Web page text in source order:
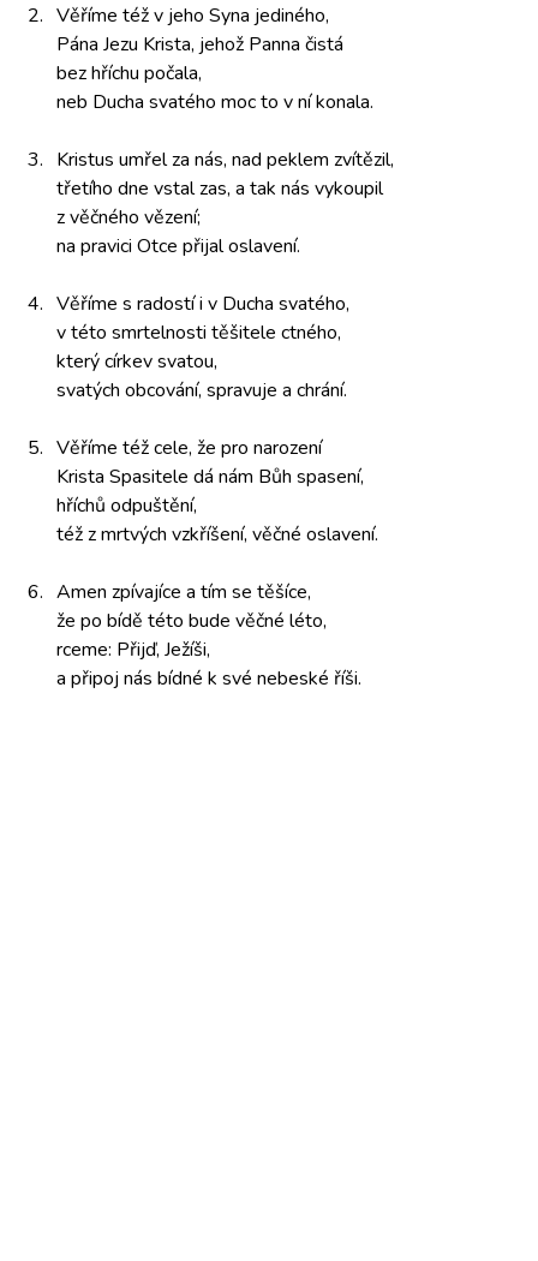
2. Věříme téžv jeho Syna jediného,
Pána Jezu Krista, jehož Panna čistá
bez hříchu počala,
neb Ducha svatého mocto v níkonala.
3. Kristus umřelza nás, nad peklem zvítězil,
třetího dne vstal zas, a tak nás vykoupil
z věčného vězení;
na pravici Otce přijaloslavení.
4. Věříme s radostíi v Ducha svatého,
v této smrtelnosti těšitele ctného,
který církevsvatou,
svatých obcování, spravuje a chrání.
5. Věříme téžcele, že pro narození
Krista Spasitele dá nám Bůh spasení,
hříchů odpuštění,
též z mrtvých vzkříšení, věčné oslavení.
6. Amen zpívajíce a tím se těšíce,
že po bídě této bude věčné léto,
rceme: Přijď, Ježíši,
a připoj nás bídné k své nebeské říši.